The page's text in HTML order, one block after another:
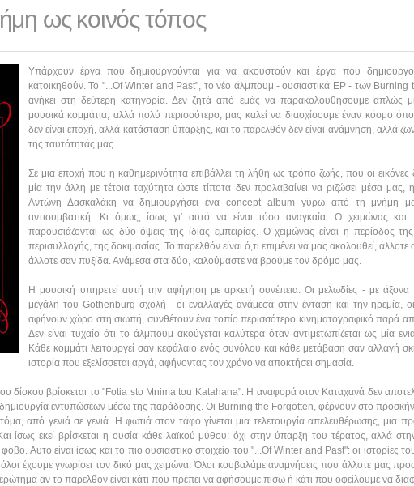
ως κοινός τόπος
Υπάρχουν έργα που δημιουργούνται για να ακουστούν και έργα που
κατοικηθούν. Το "...Of Winter and Past", το νέο άλμπουμ - ουσιαστικά EP - των Burning
ανήκει στη δεύτερη κατηγορία. Δεν ζητά από εμάς να παρακολουθήσουμε απλώς
μουσικά κομμάτια, αλλά πολύ περισσότερο, μας καλεί να διασχίσουμε έναν κόσμο
δεν είναι εποχή, αλλά κατάσταση ύπαρξης, και το παρελθόν δεν είναι ανάμνηση, αλλά
της ταυτότητάς μας.
Σε μια εποχή που η καθημερινότητα επιβάλλει τη λήθη ως τρόπο ζωής, που οι εικόνες
μία την άλλη με τέτοια ταχύτητα ώστε τίποτα δεν προλαβαίνει να ριζώσει μέσα μας,
Αντώνη Δασκαλάκη να δημιουργήσει ένα concept album γύρω από τη μνήμη
αντισυμβατική. Κι όμως, ίσως γι' αυτό να είναι τόσο αναγκαία. Ο χειμώνας και
παρουσιάζονται ως δύο όψεις της ίδιας εμπειρίας. Ο χειμώνας είναι η περίοδος
περισυλλογής, της δοκιμασίας. Το παρελθόν είναι ό,τι επιμένει να μας ακολουθεί, άλλοτε
άλλοτε σαν πυξίδα. Ανάμεσα στα δύο, καλούμαστε να βρούμε τον δρόμο μας.
Η μουσική υπηρετεί αυτή την αφήγηση με αρκετή συνέπεια. Οι μελωδίες - με
μεγάλη του Gothenburg σχολή - οι εναλλαγές ανάμεσα στην ένταση και την ηρεμία,
αφήνουν χώρο στη σιωπή, συνθέτουν ένα τοπίο περισσότερο κινηματογραφικό παρά
Δεν είναι τυχαίο ότι το άλμπουμ ακούγεται καλύτερα όταν αντιμετωπίζεται ως μία
Κάθε κομμάτι λειτουργεί σαν κεφάλαιο ενός συνόλου και κάθε μετάβαση σαν αλλαγή
ιστορία που εξελίσσεται αργά, αφήνοντας τον χρόνο να αποκτήσει σημασία.
δίσκου βρίσκεται το "Fotia sto Mnima tou Katahana". Η αναφορά στον Καταχανά δεν
δημιουργία εντυπώσεων μέσω της παράδοσης. Οι Burning the Forgotten, φέρνουν στο
από γενιά σε γενιά. Η φωτιά στον τάφο γίνεται μια τελετουργία απελευθέρωσης, μια
ίσως εκεί βρίσκεται η ουσία κάθε λαϊκού μύθου: όχι στην ύπαρξη του τέρατος, αλλά
Αυτό είναι ίσως και το πιο ουσιαστικό στοιχείο του "...Of Winter and Past": οι ιστορίες
όλοι έχουμε γνωρίσει τον δικό μας χειμώνα. Όλοι κουβαλάμε αναμνήσεις που άλλοτε μας
αν το παρελθόν είναι κάτι που πρέπει να αφήσουμε πίσω ή κάτι που οφείλουμε να